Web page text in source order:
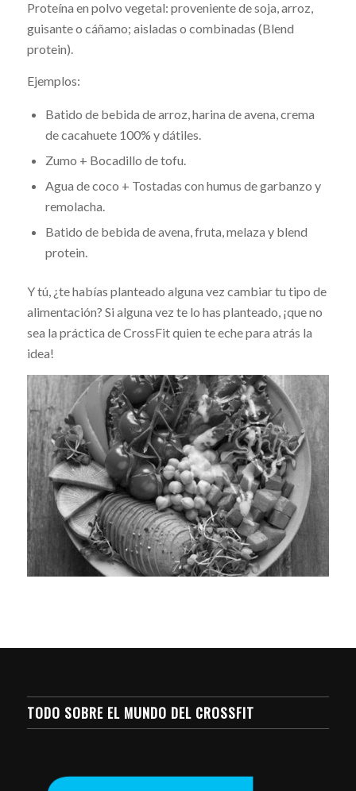
Proteína en polvo vegetal: proveniente de soja, arroz,
guisante o cáñamo; aisladas o combinadas (Blend
protein).
Ejemplos:
Batido de bebida de arroz, harina de avena, crema
de cacahuete 100% y dátiles.
Zumo + Bocadillo de tofu.
Agua de coco + Tostadas con humus de garbanzo y
remolacha.
Batido de bebida de avena, fruta, melaza y blend
protein.
Y tú, ¿te habías planteado alguna vez cambiar tu tipo de
alimentación? Si alguna vez te lo has planteado, ¡que no
sea la práctica de CrossFit quien te eche para atrás la
idea!
TODO SOBRE EL MUNDO DEL CROSSFIT